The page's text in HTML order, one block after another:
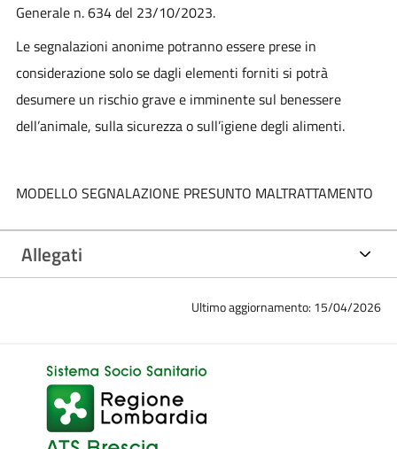
Generale n. 634 del 23/10/2023.
Le segnalazioni anonime potranno essere prese in
considerazione solo se dagli elementi forniti si potrà
desumere un rischio grave e imminente sul benessere
dell’animale, sulla sicurezza o sull’igiene degli alimenti.
MODELLO SEGNALAZIONE PRESUNTO MALTRATTAMENTO
Allegati
Ultimo aggiornamento: 15/04/2026